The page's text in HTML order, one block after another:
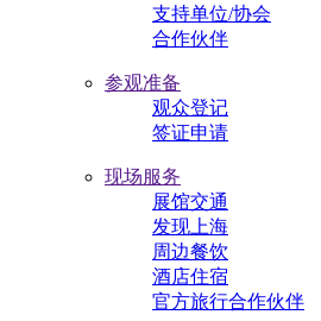
支持单位/协会
合作伙伴
参观准备
观众登记
签证申请
现场服务
展馆交通
发现上海
周边餐饮
酒店住宿
官方旅行合作伙伴